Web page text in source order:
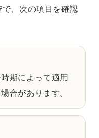
、次の項目を確認
期によって適用
合があります。